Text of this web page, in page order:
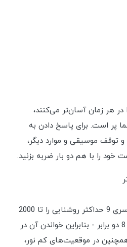
در هر زمان آسان‌تر می‌کنند،
پر است. برای پاسخ دادن به
توقف موسیقی و موارد دیگر،
را با هم دو بار ضربه بزنید.
سیستم نمایش پیشرفته در سری 9 حداکثر روشنایی را تا 2000
نیت افزایش می دهد - سری 8 دو برابر - بنابراین خواندن آن در
در موقعیت‌های کم نور،